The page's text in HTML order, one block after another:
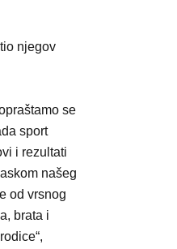
njegov
se
sport
i rezultati
našeg
od vrsnog
brata i